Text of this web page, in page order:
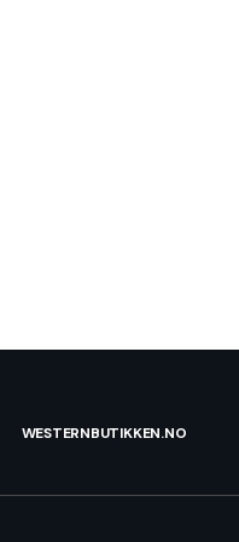
WESTERNBUTIKKEN.NO